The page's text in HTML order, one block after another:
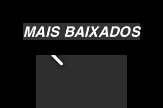
MAIS BAIXADOS